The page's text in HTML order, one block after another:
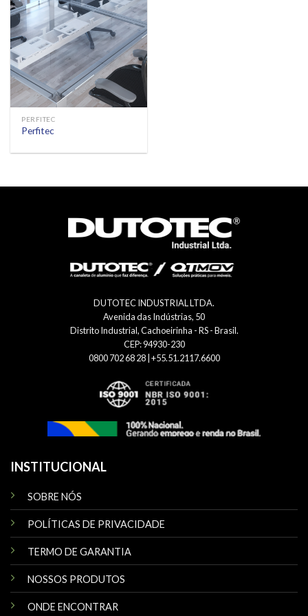
PERFITEC
Perfitec
DUTOTEC INDUSTRIAL LTDA.
Avenida das Indústrias, 50
Distrito Industrial, Cachoeirinha - RS - Brasil.
CEP: 94930-230
0800 702 68 28 | +55.51.2117.6600
INSTITUCIONAL
SOBRE NÓS
POLÍTICAS DE PRIVACIDADE
TERMO DE GARANTIA
NOSSOS PRODUTOS
ONDE ENCONTRAR